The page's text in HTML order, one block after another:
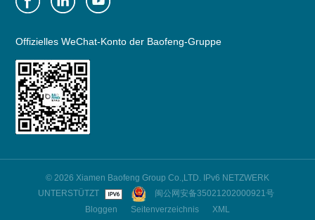
Offizielles WeChat-Konto der Baofeng-Gruppe
© 2026 Xiamen Baofeng Group Co.,LTD. IPv6 NETZWERK
UNTERSTÜTZT
闽公网安备35021202000921号
Bloggen
Seitenverzeichnis XML